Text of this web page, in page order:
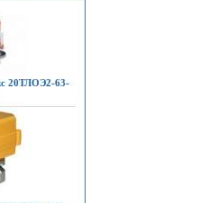
20ТЛОЭ2-63-